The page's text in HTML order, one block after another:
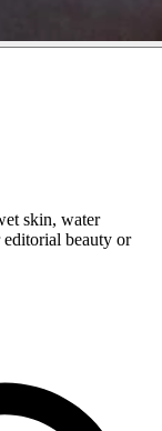
skin, water
editorial beauty or